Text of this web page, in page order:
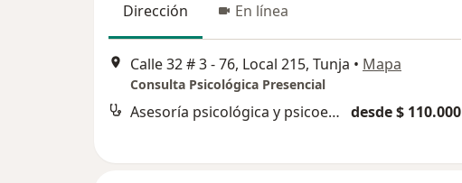
Dirección En línea
Calle 32 # 3 - 76, Local 215, Tunja • Mapa
Consulta Psicológica Presencial
Asesoría psicológica y psicoeducación desde $ 110.000